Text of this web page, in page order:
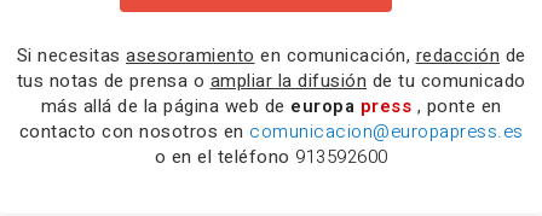
Si necesitas asesoramiento en comunicación, redacción de
tus notas de prensa o ampliar la difusión de tu comunicado
más allá de la página web de europa press , ponte en
contacto con nosotros en comunicacion@europapress.es
o en el teléfono 913592600